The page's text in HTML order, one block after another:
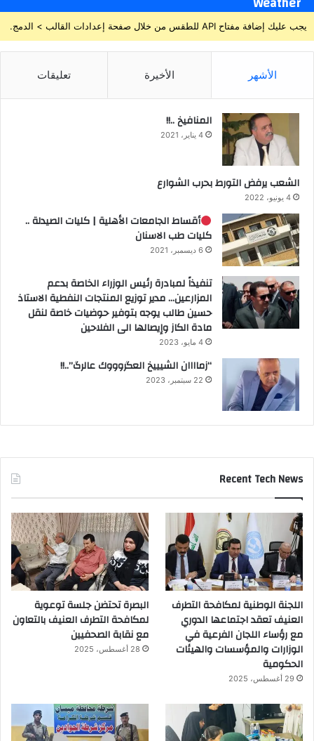
يجب عليك إضافة مفتاح API للطقس من خلال صفحة إعدادات القالب > الدمج.
الأشهر الأخيرة تعليقات
المنافيخ ..!!
4 يناير، 2021
الشعب يرفض التورط بحرب الشوارع
4 يونيو، 2022
أقساط الجامعات الأهلية | كليات الصيدلة ..
كليات طب الاسنان
6 ديسمبر، 2021
تنفيذاً لمبادرة رئيس الوزراء الخاصة بدعم
المزارعين… مدير توزيع المنتجات النفطية الاستاذ
حسين طالب يوجه بتوفير حوضيات خاصة لنقل
مادة الكاز وإيصالها الى الفلاحين
4 مايو، 2023
“زماااان الشيييخ العگروووك عالرگ”..!!
22 سبتمبر، 2023
Recent Tech News
اللجنة الوطنية لمكافحة التطرف
العنيف تعقد اجتماعها الدوري
مع رؤساء اللجان الفرعية في
الوزارات والمؤسسات والهيئات
الحكومية
29 أغسطس، 2025
البصرة تحتضن جلسة توعوية
لمكافحة التطرف العنيف بالتعاون
مع نقابة الصحفيين
28 أغسطس، 2025